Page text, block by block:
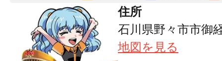
住所
石川県野々市市御
地図を見る